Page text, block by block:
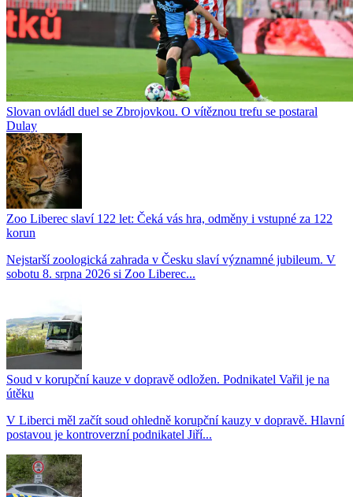
Slovan ovládl duel se Zbrojovkou. O vítěznou trefu se postaral
Dulay
Zoo Liberec slaví 122 let: Čeká vás hra, odměny i vstupné za 122
korun
Nejstarší zoologická zahrada v Česku slaví významné jubileum. V
sobotu 8. srpna 2026 si Zoo Liberec...
Soud v korupční kauze v dopravě odložen. Podnikatel Vařil je na
útěku
V Liberci měl začít soud ohledně korupční kauzy v dopravě. Hlavní
postavou je kontroverzní podnikatel Jiří...